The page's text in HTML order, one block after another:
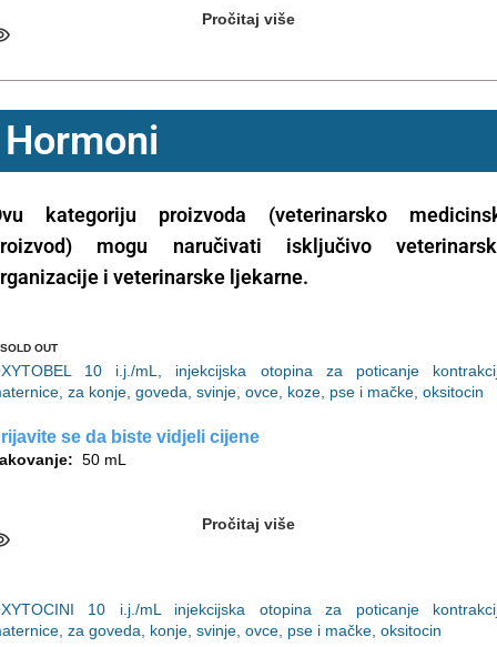
Pročitaj više
Hormoni
kategoriju proizvoda (veterinarsko
mogu naručivati isključivo
i veterinarske ljekarne.
SOLD OUT
10 i.j./mL, injekcijska otopina za poticanje
za konje, goveda, svinje, ovce, koze, pse i mačke, oksitocin
se da biste vidjeli cijene
50 mL
Pročitaj više
10 i.j./mL injekcijska otopina za poticanje
za goveda, konje, svinje, ovce, pse i mačke, oksitocin